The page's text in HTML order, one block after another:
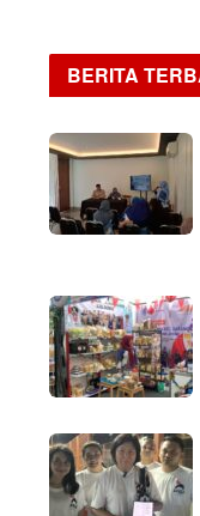
BERITA